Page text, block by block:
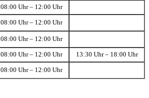
08:00 Uhr – 12:00 Uhr
08:00 Uhr – 12:00 Uhr
08:00 Uhr – 12:00 Uhr
08:00 Uhr – 12:00 Uhr 13:30 Uhr – 18:00 Uhr
08:00 Uhr – 12:00 Uhr